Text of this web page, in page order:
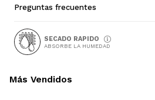
Preguntas frecuentes
SECADO RAPIDO
ABSORBE LA HUMEDAD
Más Vendidos